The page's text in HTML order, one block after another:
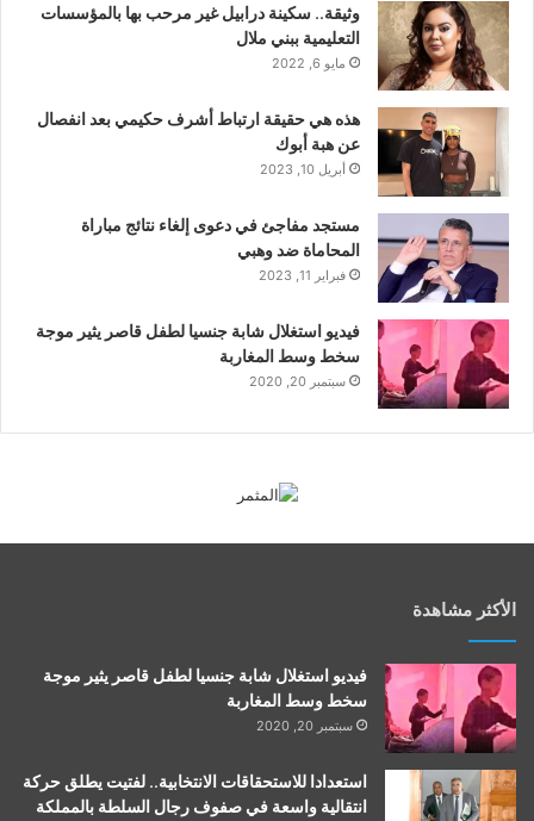
وثيقة.. سكينة درابيل غير مرحب بها بالمؤسسات
التعليمية ببني ملال
مايو 6, 2022
هذه هي حقيقة ارتباط أشرف حكيمي بعد انفصال
عن هبة أبوك
أبريل 10, 2023
مستجد مفاجئ في دعوى إلغاء نتائج مباراة
المحاماة ضد وهبي
فبراير 11, 2023
فيديو استغلال شابة جنسيا لطفل قاصر يثير موجة
سخط وسط المغاربة
سبتمبر 20, 2020
الأكثر مشاهدة
فيديو استغلال شابة جنسيا لطفل قاصر يثير موجة
سخط وسط المغاربة
سبتمبر 20, 2020
استعدادا للاستحقاقات الانتخابية.. لفتيت يطلق حركة
انتقالية واسعة في صفوف رجال السلطة بالمملكة